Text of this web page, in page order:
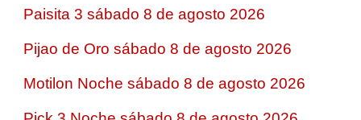
Paisita 3 sábado 8 de agosto 2026
Pijao de Oro sábado 8 de agosto 2026
Motilon Noche sábado 8 de agosto 2026